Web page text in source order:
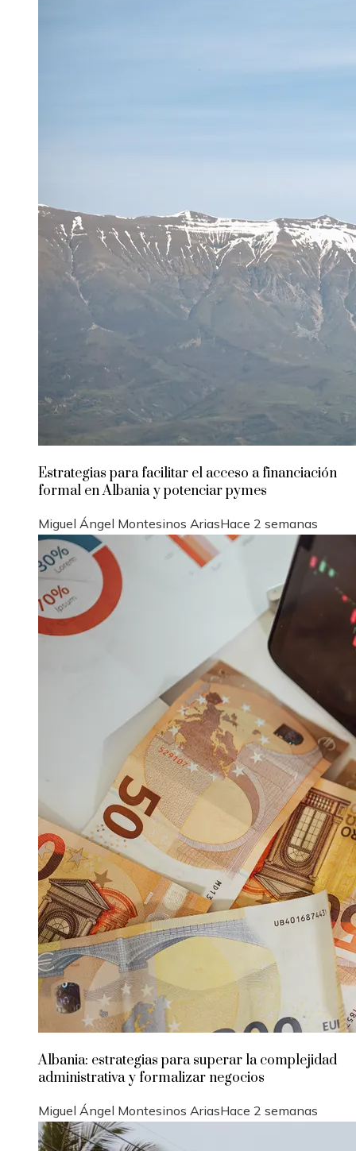
Estrategias para facilitar el acceso a financiación
formal en Albania y potenciar pymes
Miguel Ángel Montesinos AriasHace 2 semanas
Albania: estrategias para superar la complejidad
administrativa y formalizar negocios
Miguel Ángel Montesinos AriasHace 2 semanas